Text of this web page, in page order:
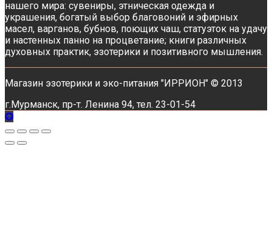
нашего мира: сувениры, этническая одежда и
украшения, богатый выбор благовоний и эфирных
масел, варганов, бубнов, поющих чаш, статуэток на удачу
и настенных панно на процветание; книги различных
духовных практик, эзотерики и позитивного мышления.
Магазин эзотерики и эко-питания "ИРРИОН" © 2013
г.Мурманск, пр-т. Ленина 94, тел. 23-01-54